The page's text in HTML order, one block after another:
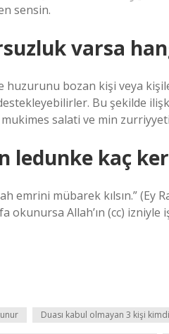
sensin.
varsa
huzurunu bozan kişi veya
Bu şekilde
salati ve min
ledunke kaç
emrini mübarek kılsın.” (Ey
okunursa Allah’ın (cc) izniyle
Duası kabul olmayan 3 kişi